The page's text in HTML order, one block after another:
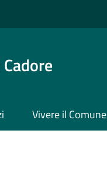
Vivere il Comune